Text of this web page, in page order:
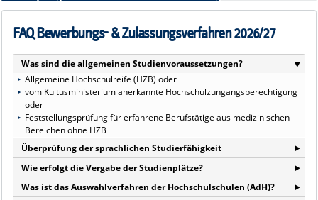
KLINIKEN
ZENTRALE EINRICHTUNGEN
PRESSE
ÜBER UNS
INTERNATIONAL
INTRANET
FAQ Bewerbungs- & Zulassungsverfahren 2026/27
Überprüfung der sprachlichen Studierfähigkeit ‣
Von allen Bewerbenden werden ausreichende Deutschkenntnisse, die
zum Studium an einer Hochschule befähigen, verlangt.
Bewerbende die ihre Studienqualifikation nicht an einer
Was sind die allgemeinen Studienvoraussetzungen? ‣
Allgemeine Hochschulreife (HZB) oder
vom Kultusministerium anerkannte Hochschulzungangsberechtigung
oder
Feststellungsprüfung für erfahrene Berufstätige aus medizinischen
Bereichen ohne HZB
Wie erfolgt die Vergabe der Studienplätze? ‣
Die Vergabe der Studienplätze in Humanmedizin erfolgt durch die Stiftung
für Hochschulzulassung (hochschulstart.de) für Bewerbende mit
Was ist das Auswahlverfahren der Hochschulschulen (AdH)? ‣